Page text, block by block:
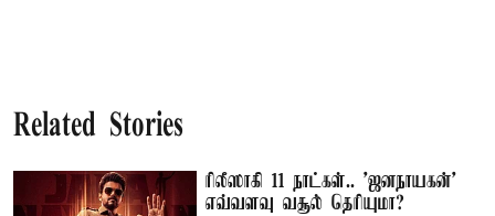
Related Stories
ரிலீஸாகி 11 நாட்கள்.. 'ஜனநாயகன்'
எவ்வளவு வசூல் தெரியுமா?